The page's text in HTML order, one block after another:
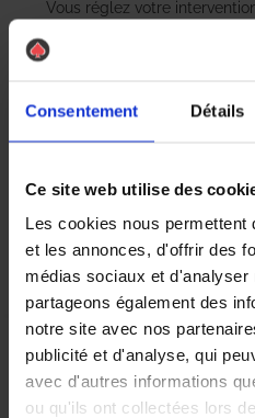
Consentement Détails
Ce site web utilise des
Les cookies nous permettent
et les annonces, d'offrir des
médias sociaux et d'analyser
partageons également des
notre site avec nos
publicité et d'analyse, qui
avec d'autres informations
ou qu'ils ont collectées lors
Vous réglez votre
Vous évaluez la prestation
Vous recevez une demande
avec l’équipe
Nous avons